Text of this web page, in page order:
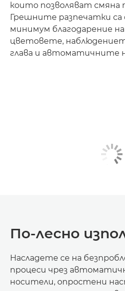
които позволяват смяна
Грешните разпечатки са
минимум благодарение
цветовете,
глава и автоматичните
По-лесно
Насладете се на
процеси чрез
носители, опростени